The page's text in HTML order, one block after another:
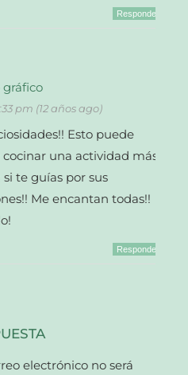
Responder
gráfico
pm (12 años ago)
Esto puede
cocinar una actividad más
te guías por sus
Me encantan todas!!
Responder
electrónico no será